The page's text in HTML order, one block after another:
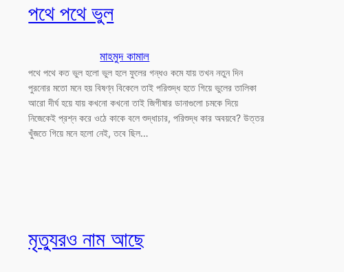
পথে পথে ভুল
মাহমুদ কামাল
পথে পথে কত ভুল হলো ভুল হলে ফুলের গন্ধও কমে যায় তখন নতুন দিন
পুরনোর মতো মনে হয় বিষণ্ন বিকেলে তাই পরিশুদ্ধ হতে গিয়ে ভুলের তালিকা
আরো দীর্ঘ হয়ে যায় কখনো কখনো তাই জিগীষার ডানাগুলো চমকে দিয়ে
নিজেকেই প্রশ্ন করে ওঠে কাকে বলে শুদ্ধাচার, পরিশুদ্ধ কার অবয়বে? উত্তর
খুঁজতে গিয়ে মনে হলো নেই, তবে ছিল…
মৃত্যুরও নাম আছে